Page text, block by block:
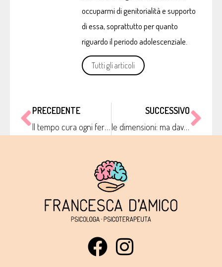
occuparmi di genitorialità e supporto
di essa, soprattutto per quanto
riguardo il periodo adolescenziale.
Tutti gli articoli
PRECEDENTE
Il tempo cura ogni ferita?
SUCCESSIVO
le dimensioni: ma davvero contano?